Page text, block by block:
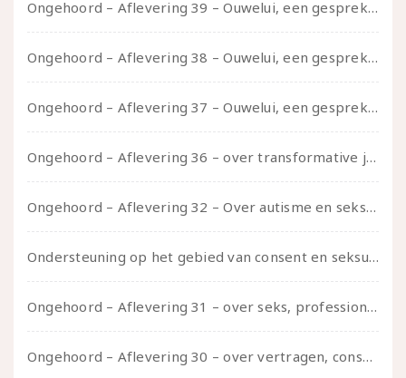
Ongehoord – Aflevering 39 – Ouwelui, een gesprek met Pepijn en Ivo over hun regenbooggezin, eigenzinnig ouder worden en Cruise Control
Ongehoord – Aflevering 38 – Ouwelui, een gesprek met vreer over behoefte aan geborgenheid en het behouden van je idealen
Ongehoord – Aflevering 37 – Ouwelui, een gesprek met non over seksualiteit, transitie en ageism
Ongehoord – Aflevering 36 – over transformative justice – in gesprek met Ella en carson
Ongehoord – Aflevering 32 – Over autisme en seksualiteit – in gesprek met Roos Reijbroek
Ondersteuning op het gebied van consent en seksualiteit
Ongehoord – Aflevering 31 – over seks, professioneel en persoonlijk, een gesprek met Marije
Ongehoord – Aflevering 30 – over vertragen, consent en negatieve gevoelens met Meg-John Barker